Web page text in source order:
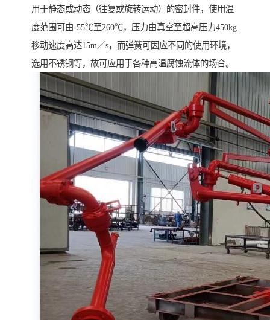
用于静态或动态（往复或旋转运动）的密封件，使用温
度范围可由-55℃至260℃，压力由真空至超高压力450kg
移动速度高达15m／s，而弹簧可因应不同的使用环境，
选用不锈钢等，故可应用于各种高温腐蚀流体的场合。